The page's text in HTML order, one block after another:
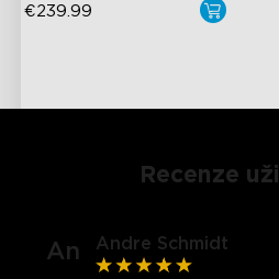
€239.99
Recenze
An Andre Schmidt
close